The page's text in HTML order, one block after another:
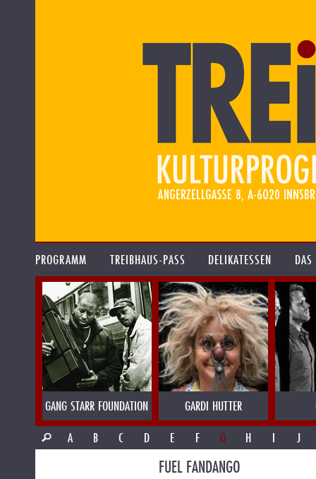
PROGRAMM TREIBHAUS-PASS DELIKATESSEN
GANG STARR FOUNDATION GARDI HUTTER
A
B C D E F G H I J
FUEL FANDANGO